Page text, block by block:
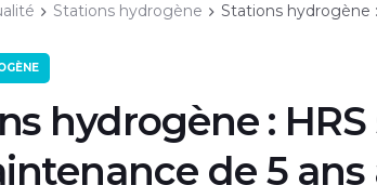
Stations hydrogène Stations hydrogène
hydrogène :
de 5